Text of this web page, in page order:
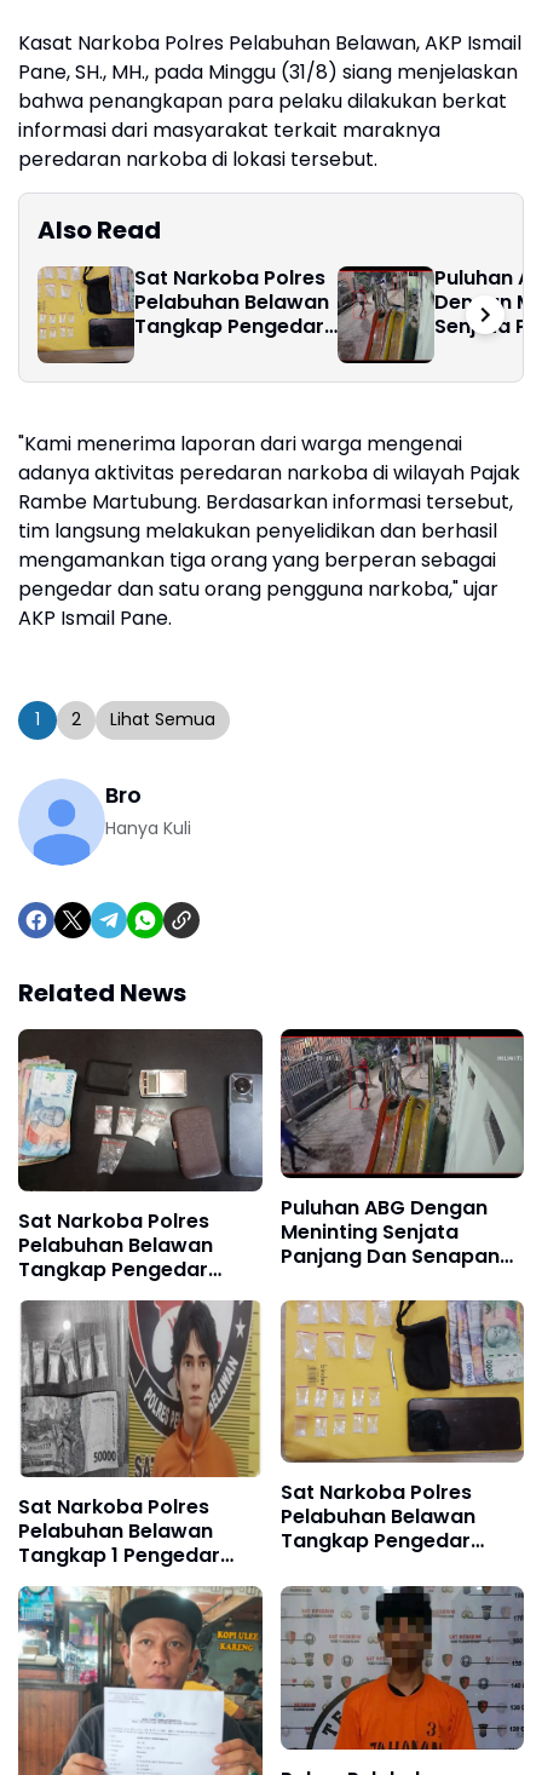
Kasat Narkoba Polres Pelabuhan Belawan, AKP Ismail
Pane, SH., MH., pada Minggu (31/8) siang menjelaskan
bahwa penangkapan para pelaku dilakukan berkat
informasi dari masyarakat terkait maraknya
peredaran narkoba di lokasi tersebut.
Also Read
Sat Narkoba Polres
Pelabuhan Belawan
Tangkap Pengedar
Perak
Puluhan
Dengan
Senjata Panjang
Angin
"Kami menerima laporan dari warga mengenai
adanya aktivitas peredaran narkoba di wilayah Pajak
Rambe Martubung. Berdasarkan informasi tersebut,
tim langsung melakukan penyelidikan dan berhasil
mengamankan tiga orang yang berperan sebagai
pengedar dan satu orang pengguna narkoba," ujar
AKP Ismail Pane.
1 2 Lihat Semua
Bro
Hanya Kuli
Related News
Sat Narkoba Polres
Pelabuhan Belawan
Tangkap Pengedar
Shabu di Belawan
Sicanang
Puluhan ABG Dengan
Meninting Senjata
Panjang Dan Senapang
Sat Narkoba Polres
Pelabuhan Belawan
Tangkap 1 Pengedar
dan 2 Pengguna Sabu di
Jalan Rawe 6
Sat Narkoba Polres
Pelabuhan Belawan
Tangkap Pengedar
Perak